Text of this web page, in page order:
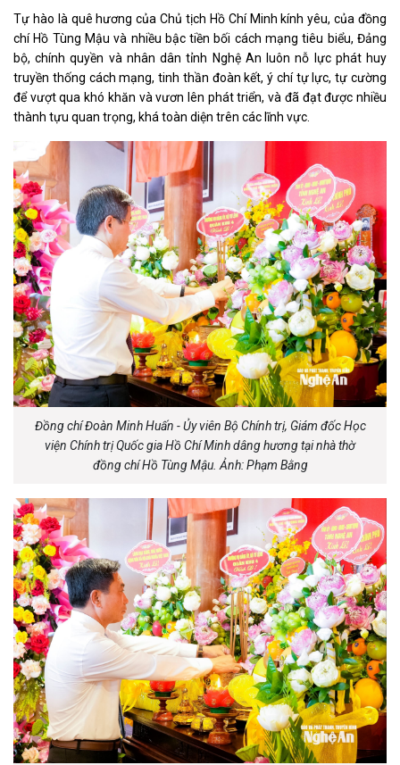
Tự hào là quê hương của Chủ tịch Hồ Chí Minh kính yêu, của đồng
chí Hồ Tùng Mậu và nhiều bậc tiền bối cách mạng tiêu biểu, Đảng
bộ, chính quyền và nhân dân tỉnh Nghệ An luôn nỗ lực phát huy
truyền thống cách mạng, tinh thần đoàn kết, ý chí tự lực, tự cường
để vượt qua khó khăn và vươn lên phát triển, và đã đạt được nhiều
thành tựu quan trọng, khá toàn diện trên các lĩnh vực.
Đồng chí Đoàn Minh Huấn - Ủy viên Bộ Chính trị, Giám đốc Học
viện Chính trị Quốc gia Hồ Chí Minh dâng hương tại nhà thờ
đồng chí Hồ Tùng Mậu. Ảnh: Phạm Bằng